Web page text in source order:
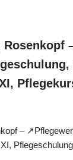
Rosenkopf
–